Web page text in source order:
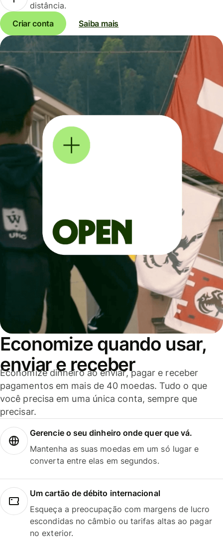
distância.
Criar conta
Saiba mais
Economize quando usar,
enviar e receber
Economize dinheiro ao enviar, pagar e receber
pagamentos em mais de 40 moedas. Tudo o que
você precisa em uma única conta, sempre que
precisar.
Gerencie o seu dinheiro onde quer que vá.
Mantenha as suas moedas em um só lugar e
converta entre elas em segundos.
Um cartão de débito internacional
Esqueça a preocupação com margens de lucro
escondidas no câmbio ou tarifas altas ao pagar
no exterior.